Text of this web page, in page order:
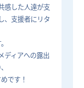
感した人達が支
、支援者にリタ
ディアへの露出
です！